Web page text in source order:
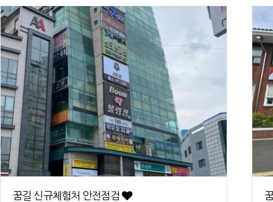
꿈길 신규체험처 안전점검